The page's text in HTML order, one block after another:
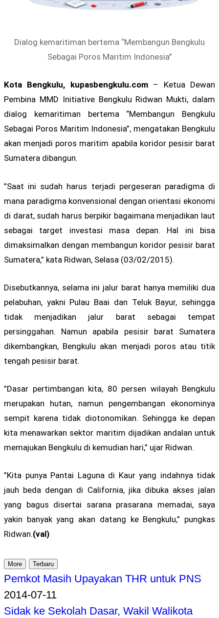
Dialog kemaritiman bertema “Membangun Bengkulu
Sebagai Poros Maritim Indonesia”
Kota Bengkulu, kupasbengkulu.com– Ketua Dewan
Pembina MMD Initiative Bengkulu Ridwan Mukti, dalam
dialog kemaritiman bertema “Membangun Bengkulu
Sebagai Poros Maritim Indonesia”, mengatakan Bengkulu
akan menjadi poros maritim apabila koridor pesisir barat
Sumatera dibangun.
”Saat ini sudah harus terjadi pergeseran paradigma di
mana paradigma konvensional dengan orientasi ekonomi
di darat, sudah harus berpikir bagaimana menjadikan laut
sebagai target investasi masa depan. Hal ini bisa
dimaksimalkan dengan membangun koridor pesisir barat
Sumatera,” kata Ridwan, Selasa (03/02/2015).
Disebutkannya, selama ini jalur barat hanya memiliki dua
pelabuhan, yakni Pulau Baai dan Teluk Bayur, sehingga
tidak menjadikan jalur barat sebagai tempat
persinggahan. Namun apabila pesisir barat Sumatera
dikembangkan, Bengkulu akan menjadi poros atau titik
tengah pesisir barat.
”Dasar pertimbangan kita, 80 persen wilayah Bengkulu
merupakan hutan, namun pengembangan ekonominya
sempit karena tidak diotonomikan. Sehingga ke depan
kita menawarkan sektor maritim dijadikan andalan untuk
memajukan Bengkulu di kemudian hari,” ujar Ridwan.
”Kita punya Pantai Laguna di Kaur yang indahnya tidak
jauh beda dengan di California, jika dibuka akses jalan
yang bagus disertai sarana prasarana memadai, saya
yakin banyak yang akan datang ke Bengkulu,” pungkas
Ridwan.(val)
More Terbaru
Pemkot Masih Upayakan THR untuk PNS
2014-07-11
Sidak ke Sekolah Dasar, Wakil Walikota